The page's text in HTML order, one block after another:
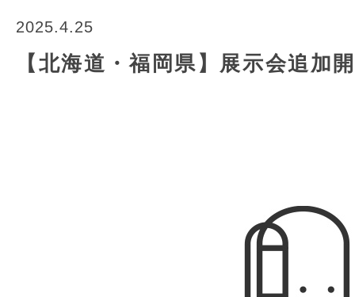
2025.4.25
【北海道・福岡県】展示会追加